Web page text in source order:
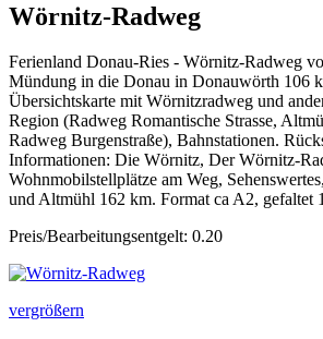
Wörnitz-Radweg
Ferienland Donau-Ries - Wörnitz-Radweg
Mündung in die Donau in Donauwörth 106
Übersichtskarte mit Wörnitzradweg und
Region (Radweg Romantische Strasse,
Radweg Burgenstraße), Bahnstationen.
Informationen: Die Wörnitz, Der Wörnitz-
Wohnmobilstellplätze am Weg,
und Altmühl 162 km. Format ca A2, gefaltet
Preis/Bearbeitungsentgelt: 0.20
vergrößern